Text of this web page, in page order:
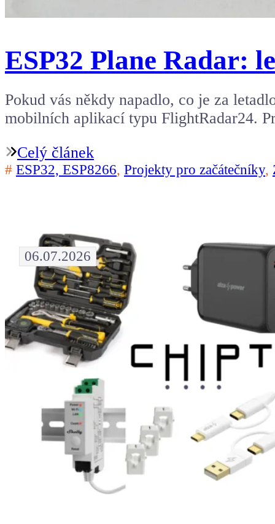
ESP32 Plane Radar:
Pokud vás někdy napadlo, co je za
mobilních aplikací typu FlightRadar24.
Celý článek
# ESP32, ESP8266, Projekty pro začátečníky,
06.07.2026